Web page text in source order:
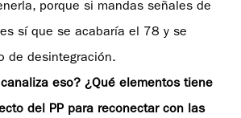
porque si mandas señales de
sí que se acabaría el 78 y se
de desintegración.
canaliza eso? ¿Qué elementos tiene
del PP para reconectar con las